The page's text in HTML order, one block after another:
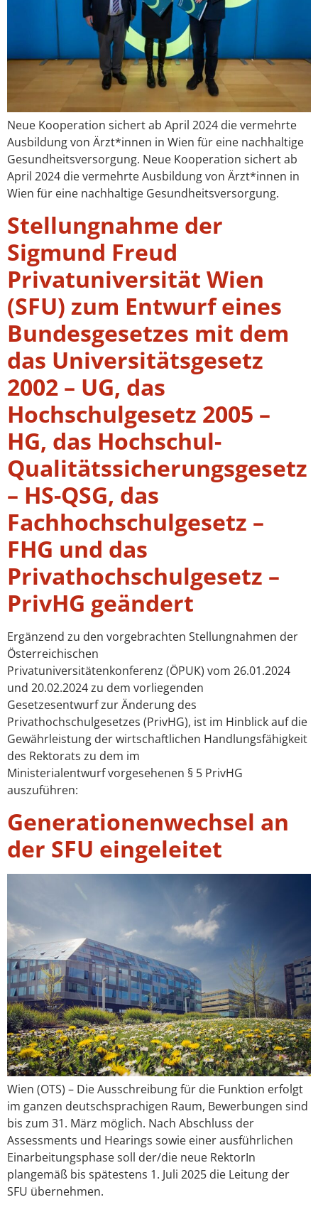
Neue Kooperation sichert ab April 2024 die vermehrte
Ausbildung von Ärzt*innen in Wien für eine nachhaltige
Gesundheitsversorgung. Neue Kooperation sichert ab
April 2024 die vermehrte Ausbildung von Ärzt*innen in
Wien für eine nachhaltige Gesundheitsversorgung.
Stellungnahme der
Sigmund Freud
Privatuniversität Wien
(SFU) zum Entwurf eines
Bundesgesetzes mit dem
das Universitätsgesetz
2002 – UG, das
Hochschulgesetz 2005 –
HG, das Hochschul-
Qualitätssicherungsgesetz
– HS-QSG, das
Fachhochschulgesetz –
FHG und das
Privathochschulgesetz –
PrivHG geändert
Ergänzend zu den vorgebrachten Stellungnahmen der
Österreichischen
Privatuniversitätenkonferenz (ÖPUK) vom 26.01.2024
und 20.02.2024 zu dem vorliegenden
Gesetzesentwurf zur Änderung des
Privathochschulgesetzes (PrivHG), ist im Hinblick auf die
Gewährleistung der wirtschaftlichen Handlungsfähigkeit
des Rektorats zu dem im
Ministerialentwurf vorgesehenen § 5 PrivHG
auszuführen:
Generationenwechsel an
der SFU eingeleitet
Wien (OTS) – Die Ausschreibung für die Funktion erfolgt
im ganzen deutschsprachigen Raum, Bewerbungen sind
bis zum 31. März möglich. Nach Abschluss der
Assessments und Hearings sowie einer ausführlichen
Einarbeitungsphase soll der/die neue RektorIn
plangemäß bis spätestens 1. Juli 2025 die Leitung der
SFU übernehmen.